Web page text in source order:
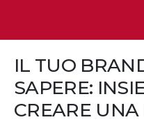
IL TUO
SAPERE:
CREARE